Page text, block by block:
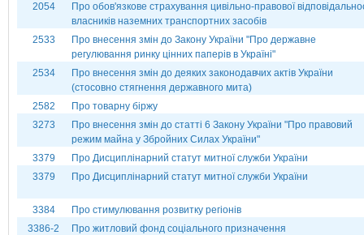
2054
Про обов'язкове страхування цивільно-правової
власників наземних транспортних засобів
2533
Про внесення змін до Закону України "Про державне
регулювання ринку цінних паперів в Україні"
2534
Про внесення змін до деяких законодавчих актів України
(стосовно стягнення державного мита)
2582
Про товарну біржу
3273
Про внесення змін до статті 6 Закону України "Про правовий
режим майна у Збройних Силах України"
3379
Про Дисциплінарний статут митної служби України
3379
Про Дисциплінарний статут митної служби України
3384
Про стимулювання розвитку регіонів
3386-2
Про житловий фонд соціального призначення